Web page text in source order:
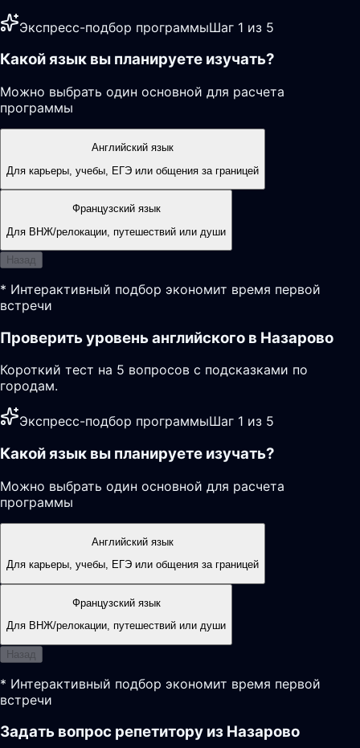
Экспресс-подбор программыШаг 1 из 5
Какой язык вы планируете изучать?
Можно выбрать один основной для расчета
программы
Английский язык
Для карьеры, учебы, ЕГЭ или общения за границей
Французский язык
Для ВНЖ/релокации, путешествий или души
Назад
* Интерактивный подбор экономит время первой
встречи
Проверить уровень английского в Назарово
Короткий тест на 5 вопросов с подсказками по
городам.
Экспресс-подбор программыШаг 1 из 5
Какой язык вы планируете изучать?
Можно выбрать один основной для расчета
программы
Английский язык
Для карьеры, учебы, ЕГЭ или общения за границей
Французский язык
Для ВНЖ/релокации, путешествий или души
Назад
* Интерактивный подбор экономит время первой
встречи
Задать вопрос репетитору из Назарово